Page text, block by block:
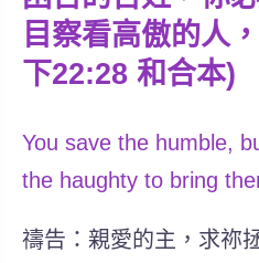
目察看高傲的人
下22:28 和合本)
You save the humble,
the haughty to bring
禱告：親愛的主，求祢